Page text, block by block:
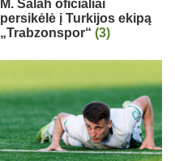
M. Salah oficialiai
persikėlė į Turkijos ekipą
„Trabzonspor“ (3)